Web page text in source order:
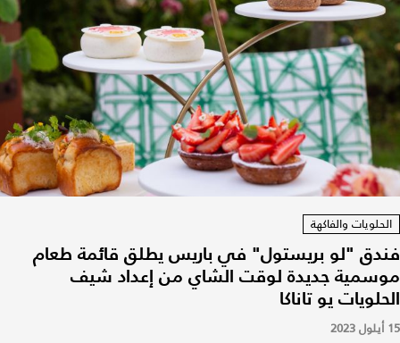
الحلويات والفاكهة
فندق "لو بريستول" في باريس يطلق قائمة طعام
موسمية جديدة لوقت الشاي من إعداد شيف
الحلويات يو تاناكا
15 أيلول 2023